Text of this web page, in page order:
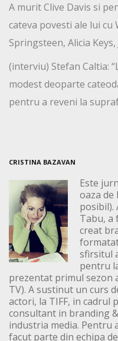
A murit Clive Davis si
cateva povesti ale lui
Springsteen, Alicia Keys,
(interviu) Stefan Caltia:
modest deoparte
pentru a reveni la
CRISTINA BAZAVAN
Este
oaza
posibil).
Tabu, a
creat
sfirsitul
pentru
prezentat primul sezon
TV). A sustinut un curs
actori, la TIFF, in cadrul
consultant in branding
industria media. Pentru
facut parte din echipa